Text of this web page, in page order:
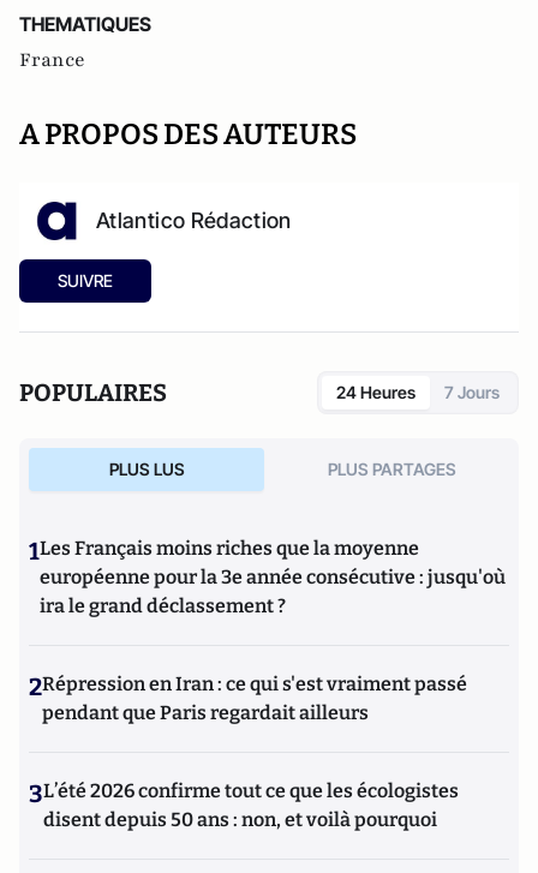
THEMATIQUES
France
A PROPOS DES AUTEURS
Atlantico Rédaction
SUIVRE
POPULAIRES 24 Heures 7 Jours
PLUS LUS PLUS PARTAGES
1Les Français moins riches que la moyenne
européenne pour la 3e année consécutive : jusqu'où
ira le grand déclassement ?
2Répression en Iran : ce qui s'est vraiment passé
pendant que Paris regardait ailleurs
3L’été 2026 confirme tout ce que les écologistes
disent depuis 50 ans : non, et voilà pourquoi